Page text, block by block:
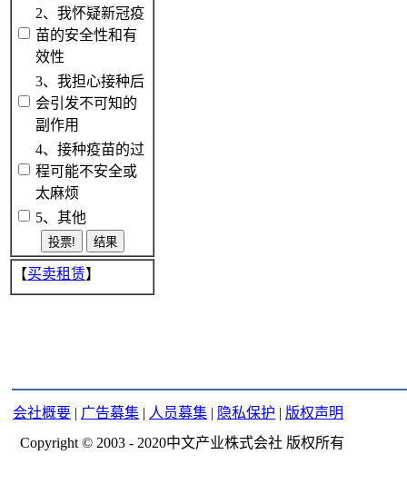
2、我怀疑新冠疫
苗的安全性和有
效性
3、我担心接种后
会引发不可知的
副作用
4、接种疫苗的过
程可能不安全或
太麻烦
5、其他
【买卖租赁】
会社概要 | 广告募集 | 人员募集 | 隐私保护 | 版权声明
Copyright © 2003 - 2020中文产业株式会社 版权所有